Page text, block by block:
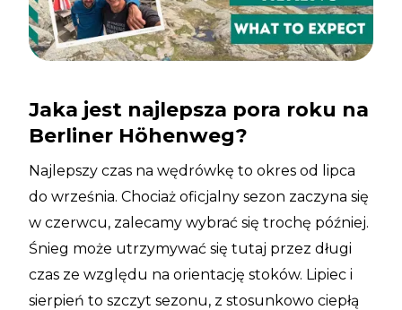
Jaka jest najlepsza pora roku na
Berliner Höhenweg?
Najlepszy czas na wędrówkę to okres od lipca
do września. Chociaż oficjalny sezon zaczyna się
w czerwcu, zalecamy wybrać się trochę później.
Śnieg może utrzymywać się tutaj przez długi
czas ze względu na orientację stoków. Lipiec i
sierpień to szczyt sezonu, z stosunkowo ciepłą